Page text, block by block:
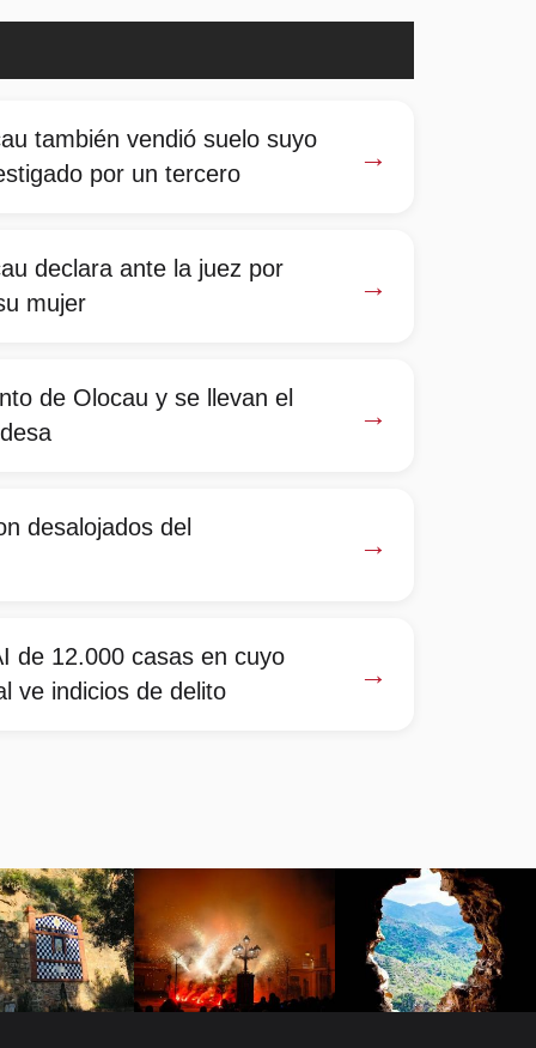
también vendió suelo suyo
por un tercero
→
declara ante la juez por
mujer
→
de Olocau y se llevan el
→
desalojados del
→
de 12.000 casas en cuyo
ve indicios de delito
→